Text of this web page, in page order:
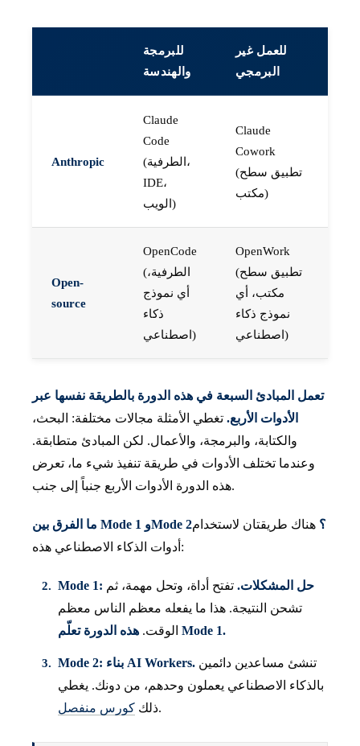
للبرمجة
والهندسة
للعمل غير
البرمجي
Anthropic
Claude
Code
(الطرفية،
IDE،
الويب)
Claude
Cowork
(تطبيق سطح
مكتب)
Open-
source
OpenCode
(الطرفية،
أي نموذج
ذكاء
اصطناعي)
OpenWork
(تطبيق سطح
مكتب، أي
نموذج ذكاء
اصطناعي)
تعمل المبادئ السبعة في هذه الدورة بالطريقة نفسها عبر
الأدوات الأربع. تغطي الأمثلة مجالات مختلفة: البحث،
والكتابة، والبرمجة، والأعمال. لكن المبادئ متطابقة.
وعندما تختلف الأدوات في طريقة تنفيذ شيء ما، تعرض
هذه الدورة الأدوات الأربع جنباً إلى جنب.
ما الفرق بين Mode 1 وMode 2؟ هناك طريقتان لاستخدام
أدوات الذكاء الاصطناعي هذه:
Mode 1: حل المشكلات. تفتح أداة، وتحل مهمة، ثم
تشحن النتيجة. هذا ما يفعله معظم الناس معظم
الوقت. هذه الدورة تعلّم Mode 1.
Mode 2: بناء AI Workers.
بالذكاء الاصطناعي يعملون وحدهم، من دونك. يغطي
ذلك كورس منفصل .